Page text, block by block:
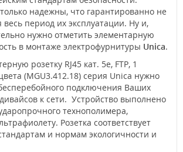
надежны, что гарантированно не
весь период их эксплуатации. Ну и,
нужно отметить элементарную
в монтаже электрофурнитуры Unica.
розетку RJ45 кат. 5е, FTP, 1
(MGU3.412.18) серия Unica нужно
подключения Ваших
к сети. Устройство выполнено
технополимера,
Розетка соответствует
и нормам экологичности и